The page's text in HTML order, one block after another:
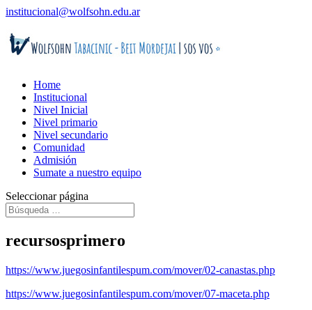
institucional@wolfsohn.edu.ar
Home
Institucional
Nivel Inicial
Nivel primario
Nivel secundario
Comunidad
Admisión
Sumate a nuestro equipo
Seleccionar página
recursosprimero
https://www.juegosinfantilespum.com/mover/02-canastas.php
https://www.juegosinfantilespum.com/mover/07-maceta.php